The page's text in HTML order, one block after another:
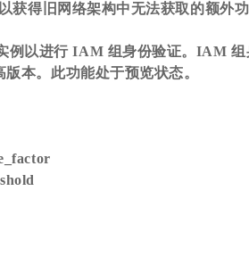
获得旧网络架构中无法获取的额外功
例以进行 IAM 组身份验证。IAM 组
本。此功能处于预览状态。